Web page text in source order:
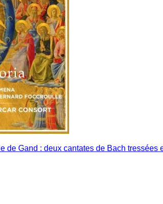
de Gand : deux cantates de Bach tressées